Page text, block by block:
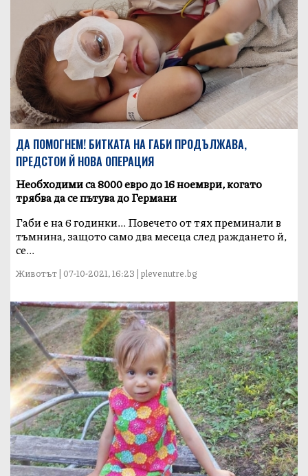
ДА ПОМОГНЕМ! БИТКАТА НА ГАБИ ПРОДЪЛЖАВА,
ПРЕДСТОИ Й НОВА ОПЕРАЦИЯ
Необходими са 8000 евро до 16 ноември, когато
трябва да се пътува до Германи
Габи е на 6 годинки... Повечето от тях преминали в
тъмнина, защото само два месеца след раждането й,
се...
Животът | 07-10-2021, 16:23 | plevenutre.bg